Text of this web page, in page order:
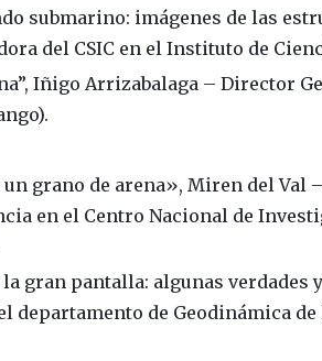
submarino: imágenes de las
del CSIC en el Instituto de
Iñigo Arrizabalaga – Director
un grano de arena», Miren del
en el Centro Nacional de
la gran pantalla: algunas verdades
departamento de Geodinámica